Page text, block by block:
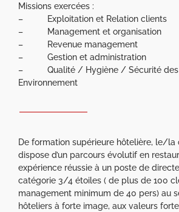
Missions exercées :
– Exploitation et Relation clients
– Management et organisation
– Revenue management
– Gestion et administration
– Qualité / Hygiène / Sécurité des
Environnement
De formation supérieure hôtelière, le/la
dispose d’un parcours évolutif en
expérience réussie à un poste de
catégorie 3/4 étoiles ( de plus de 100
management minimum de 40 pers) au
hôteliers à forte image, aux valeurs